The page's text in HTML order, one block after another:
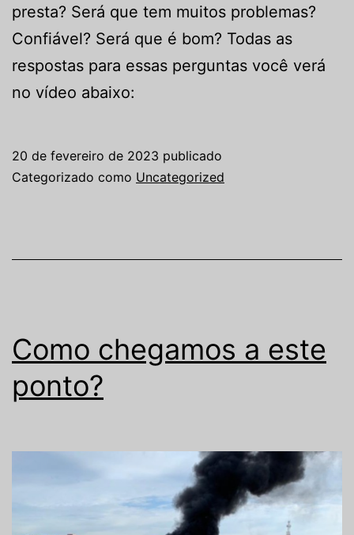
presta? Será que tem muitos problemas?
Confiável? Será que é bom? Todas as
respostas para essas perguntas você verá
no vídeo abaixo:
20 de fevereiro de 2023 publicado
Categorizado como Uncategorized
Como chegamos a este
ponto?